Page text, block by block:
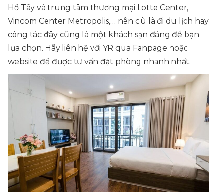
Hồ Tây và trung tâm thương mại Lotte Center,
Vincom Center Metropolis,… nên dù là đi du lịch hay
công tác đây cũng là một khách sạn đáng để bạn
lựa chọn. Hãy liên hệ với YR qua Fanpage hoặc
website để được tư vấn đặt phòng nhanh nhất.